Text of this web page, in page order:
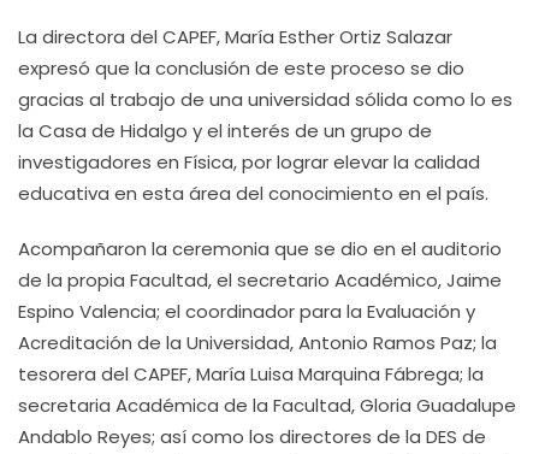
La directora del CAPEF, María Esther Ortiz Salazar
expresó que la conclusión de este proceso se dio
gracias al trabajo de una universidad sólida como lo es
la Casa de Hidalgo y el interés de un grupo de
investigadores en Física, por lograr elevar la calidad
educativa en esta área del conocimiento en el país.
Acompañaron la ceremonia que se dio en el auditorio
de la propia Facultad, el secretario Académico, Jaime
Espino Valencia; el coordinador para la Evaluación y
Acreditación de la Universidad, Antonio Ramos Paz; la
tesorera del CAPEF, María Luisa Marquina Fábrega; la
secretaria Académica de la Facultad, Gloria Guadalupe
Andablo Reyes; así como los directores de la DES de